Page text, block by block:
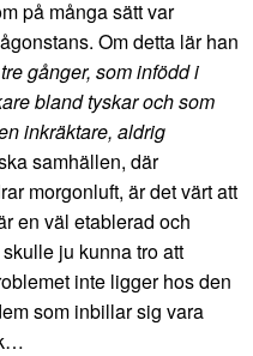
på många sätt var
Om detta lär han
gånger, som infödd i
bland tyskar och som
inkräktare, aldrig
samhällen, där
morgonluft, är det värt att
en väl etablerad och
ju kunna tro att
inte ligger hos den
som inbillar sig vara